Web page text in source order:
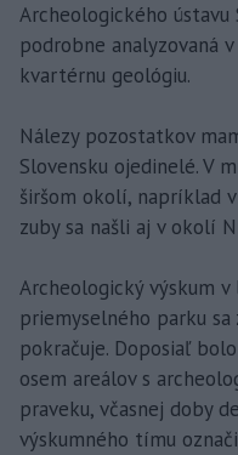
Archeologického ústavu
podrobne analyzovaná
kvartérnu geológiu.
Nálezy pozostatkov
Slovensku ojedinelé. V
širšom okolí, napríklad
zuby sa našli aj v okolí
Archeologický výskum
priemyselného parku
pokračuje. Doposiaľ
osem areálov s
praveku, včasnej doby
výskumného tímu